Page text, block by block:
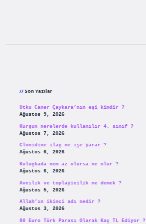
Son Yazılar
Utku Caner Çaykara’nın eşi kimdir ?
Ağustos 9, 2026
Kurşun nerelerde kullanılır 4. sınıf ?
Ağustos 7, 2026
Clonidine ilaç ne işe yarar ?
Ağustos 6, 2026
Kuluçkada nem az olursa ne olur ?
Ağustos 6, 2026
Avcılık ve toplayicilik ne demek ?
Ağustos 5, 2026
Allah’ın ikinci adı nedir ?
Ağustos 3, 2026
80 Euro Türk Parası Olarak Kaç TL Ediyor ?